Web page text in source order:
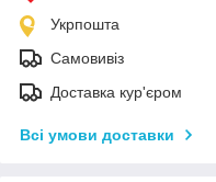
Укрпошта
Самовивіз
Доставка кур'єром
Всі умови доставки